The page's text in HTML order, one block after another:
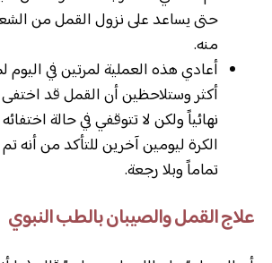
حتى يساعد على نزول القمل من
منه.
أعادي هذه العملية لمرتين في اليوم
أكثر وستلاحظين أن القمل قد
نهائياً ولكن لا تتوقفي في حالة
الكرة ليومين آخرين للتأكد من أنه
تماماً وبلا رجعة.
علاج القمل والصيبان بالطب النبوي